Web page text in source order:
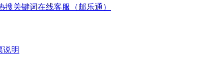
搜关键词在线客服（邮乐通）
说明